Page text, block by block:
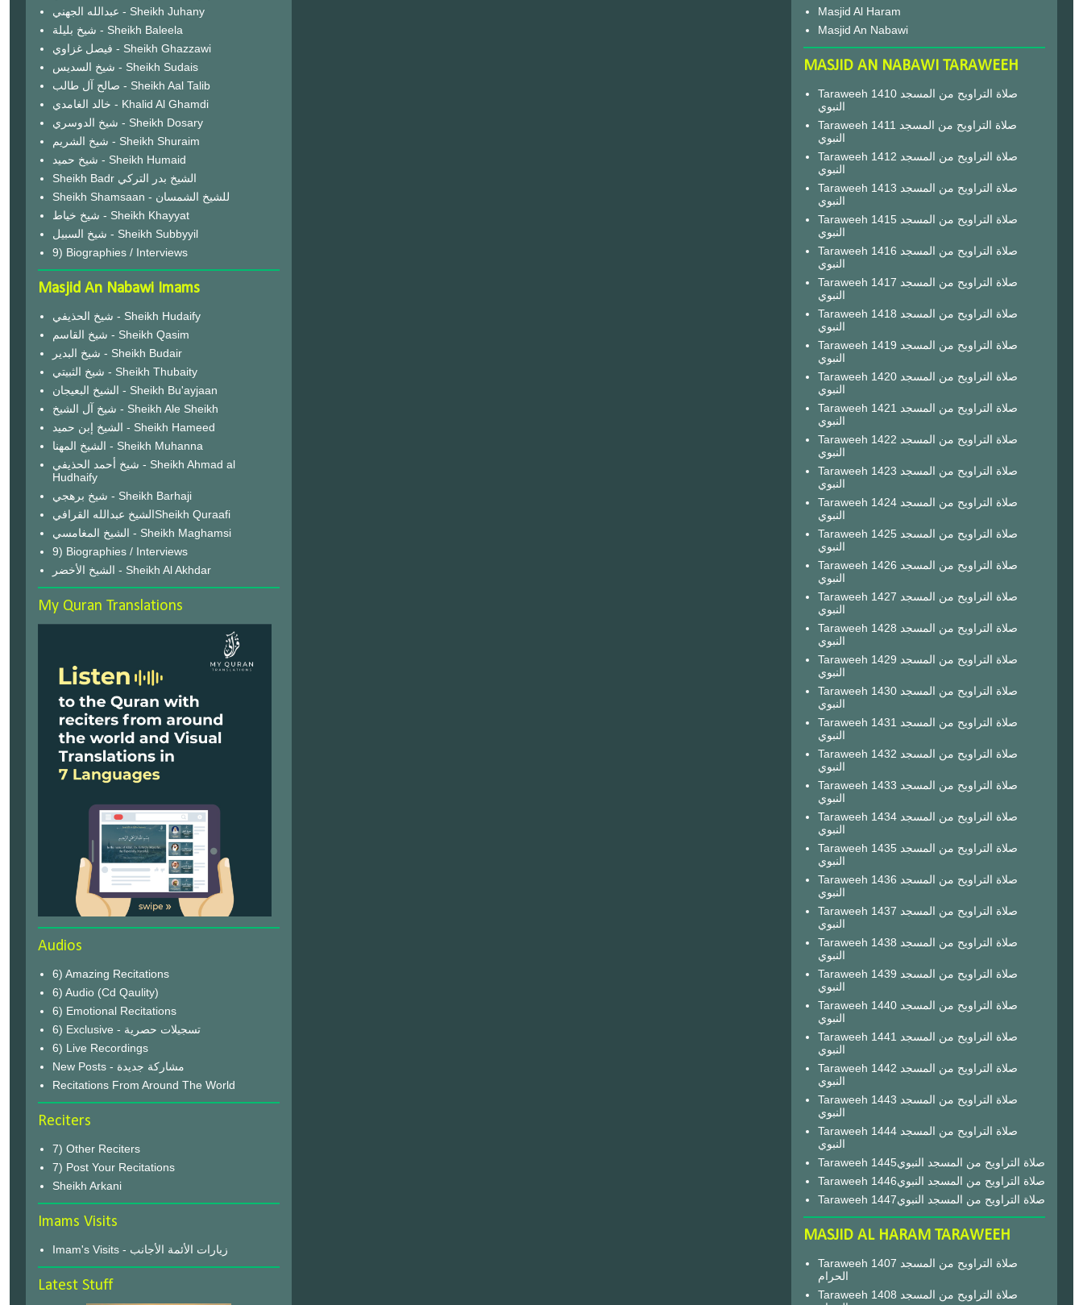
عبدالله الجهني - Sheikh Juhany
شيخ بليلة - Sheikh Baleela
فيصل غزاوي - Sheikh Ghazzawi
شيخ السديس - Sheikh Sudais
صالح آل طالب - Sheikh Aal Talib
خالد الغامدي - Khalid Al Ghamdi
شيخ الدوسري - Sheikh Dosary
شيخ الشريم - Sheikh Shuraim
شيخ حميد - Sheikh Humaid
Sheikh Badr الشيخ بدر التركي
Sheikh Shamsaan - للشيخ الشمسان
شيخ خياط - Sheikh Khayyat
شيخ السبيل - Sheikh Subbyyil
9) Biographies / Interviews
Masjid An Nabawi Imams
شيخ الحذيفي - Sheikh Hudaify
شيخ القاسم - Sheikh Qasim
شيخ البدير - Sheikh Budair
شيخ الثبيتي - Sheikh Thubaity
الشيخ البعيجان - Sheikh Bu'ayjaan
شيخ آل الشيخ - Sheikh Ale Sheikh
الشيخ إبن حميد - Sheikh Hameed
الشيخ المهنا - Sheikh Muhanna
شيخ أحمد الحذيفي - Sheikh Ahmad al
Hudhaify
شيخ برهجي - Sheikh Barhaji
الشيخ عبدالله القرافيSheikh Quraafi
الشيخ المغامسي - Sheikh Maghamsi
9) Biographies / Interviews
الشيخ الأخضر - Sheikh Al Akhdar
My Quran Translations
Audios
6) Amazing Recitations
6) Audio (Cd Qaulity)
6) Emotional Recitations
6) Exclusive - تسجيلات حصرية
6) Live Recordings
New Posts - مشاركة جديدة
Recitations From Around The World
Reciters
7) Other Reciters
7) Post Your Recitations
Sheikh Arkani
Imams Visits
Imam's Visits - زيارات الأئمة الأجانب
Latest Stuff
Masjid Al Haram
Masjid An Nabawi
MASJID AN NABAWI TARAWEEH
Taraweeh 1410 صلاة التراويح من المسجد
النبوي
Taraweeh 1411 صلاة التراويح من المسجد
النبوي
Taraweeh 1412 صلاة التراويح من المسجد
النبوي
Taraweeh 1413 صلاة التراويح من المسجد
النبوي
Taraweeh 1415 صلاة التراويح من المسجد
النبوي
Taraweeh 1416 صلاة التراويح من المسجد
النبوي
Taraweeh 1417 صلاة التراويح من المسجد
النبوي
Taraweeh 1418 صلاة التراويح من المسجد
النبوي
Taraweeh 1419 صلاة التراويح من المسجد
النبوي
Taraweeh 1420 صلاة التراويح من المسجد
النبوي
Taraweeh 1421 صلاة التراويح من المسجد
النبوي
Taraweeh 1422 صلاة التراويح من المسجد
النبوي
Taraweeh 1423 صلاة التراويح من المسجد
النبوي
Taraweeh 1424 صلاة التراويح من المسجد
النبوي
Taraweeh 1425 صلاة التراويح من المسجد
النبوي
Taraweeh 1426 صلاة التراويح من المسجد
النبوي
Taraweeh 1427 صلاة التراويح من المسجد
النبوي
Taraweeh 1428 صلاة التراويح من المسجد
النبوي
Taraweeh 1429 صلاة التراويح من المسجد
النبوي
Taraweeh 1430 صلاة التراويح من المسجد
النبوي
Taraweeh 1431 صلاة التراويح من المسجد
النبوي
Taraweeh 1432 صلاة التراويح من المسجد
النبوي
Taraweeh 1433 صلاة التراويح من المسجد
النبوي
Taraweeh 1434 صلاة التراويح من المسجد
النبوي
Taraweeh 1435 صلاة التراويح من المسجد
النبوي
Taraweeh 1436 صلاة التراويح من المسجد
النبوي
Taraweeh 1437 صلاة التراويح من المسجد
النبوي
Taraweeh 1438 صلاة التراويح من المسجد
النبوي
Taraweeh 1439 صلاة التراويح من المسجد
النبوي
Taraweeh 1440 صلاة التراويح من المسجد
النبوي
Taraweeh 1441 صلاة التراويح من المسجد
النبوي
Taraweeh 1442 صلاة التراويح من المسجد
النبوي
Taraweeh 1443 صلاة التراويح من المسجد
النبوي
Taraweeh 1444 صلاة التراويح من المسجد
النبوي
Taraweeh 1445صلاة التراويح من المسجد النبوي
Taraweeh 1446صلاة التراويح من المسجد النبوي
Taraweeh 1447صلاة التراويح من المسجد النبوي
MASJID AL HARAM TARAWEEH
Taraweeh 1407 صلاة التراويح من المسجد
الحرام
Taraweeh 1408 صلاة التراويح من المسجد